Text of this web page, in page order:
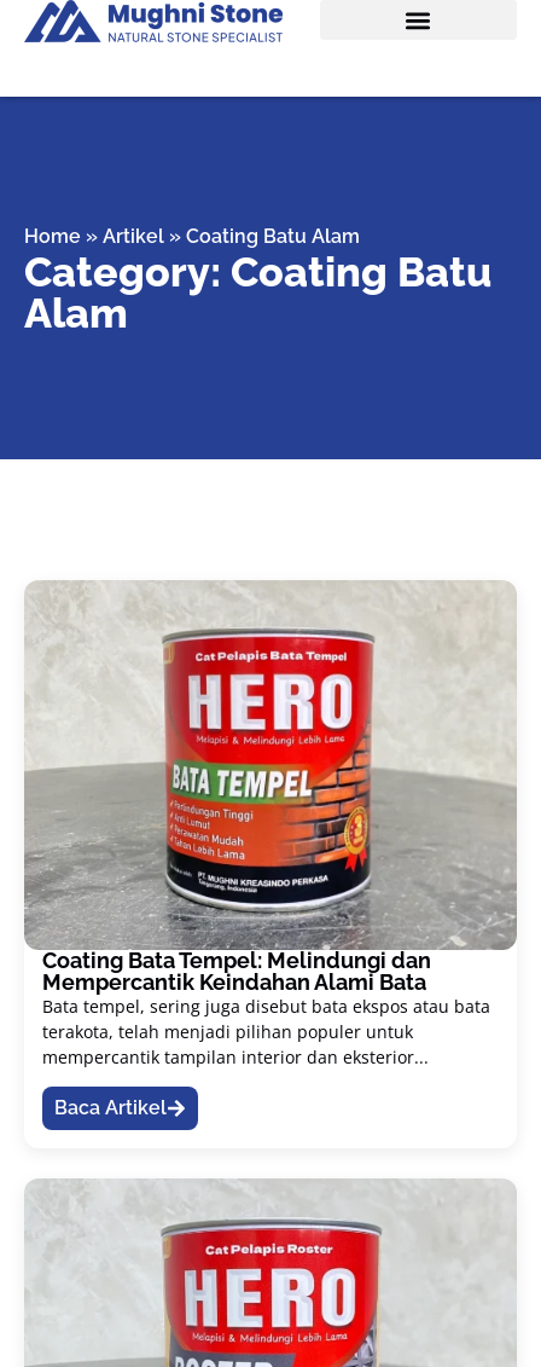
Home » Artikel » Coating Batu Alam
Category: Coating Batu
Alam
Coating Bata Tempel: Melindungi dan
Mempercantik Keindahan Alami Bata
Bata tempel, sering juga disebut bata ekspos atau bata
terakota, telah menjadi pilihan populer untuk
mempercantik tampilan interior dan eksterior...
Baca Artikel